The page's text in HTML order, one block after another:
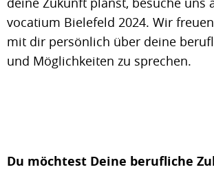
vocatium Bielefeld 2024. Wir
mit dir persönlich über deine
und Möglichkeiten zu sprechen.
Du möchtest Deine berufliche